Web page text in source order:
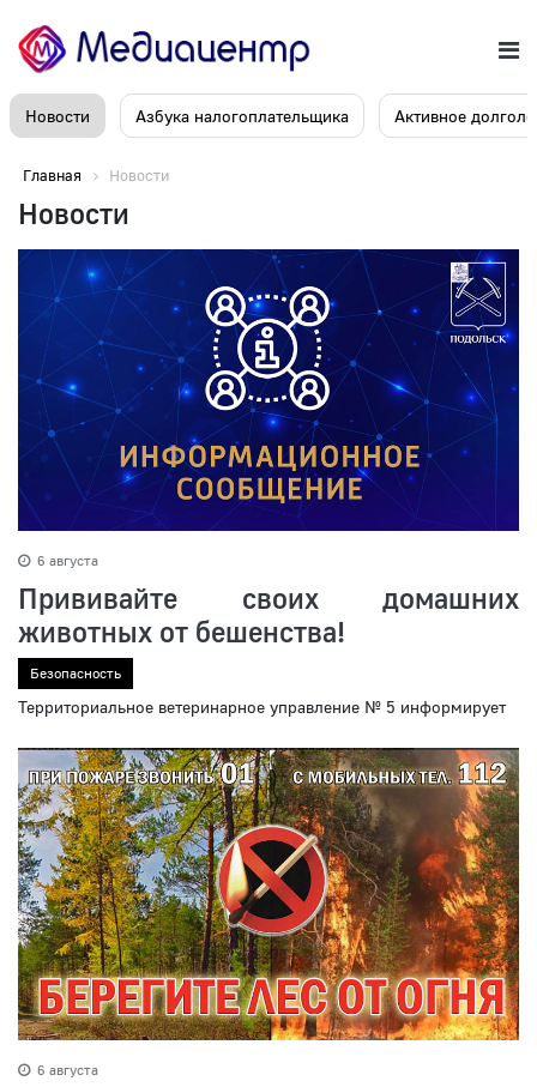
Новости Азбука налогоплательщика Активное
Главная Новости
Новости
6 августа
Прививайте своих домашних
животных от бешенства!
Безопасность
Территориальное ветеринарное управление № 5 информирует
6 августа